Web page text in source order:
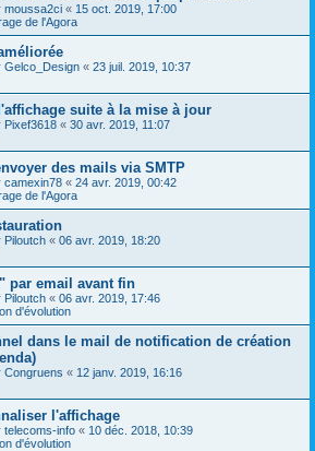
moussa2ci « 15 oct. 2019, 17:00
de l'Agora
Gelco_Design « 23 juil. 2019, 10:37
suite à la mise à jour
Pixef3618 « 30 avr. 2019, 11:07
des mails via SMTP
camexin78 « 24 avr. 2019, 00:42
de l'Agora
Piloutch « 06 avr. 2019, 18:20
par email avant fin
Piloutch « 06 avr. 2019, 17:46
d'évolution
dans le mail de notification de création
Congruens « 12 janv. 2019, 16:16
l'affichage
telecoms-info « 10 déc. 2018, 10:39
d'évolution